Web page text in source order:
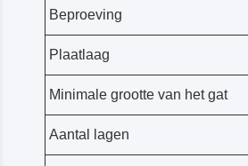
Beproeving
Plaatlaag
Minimale grootte van het gat
Aantal lagen